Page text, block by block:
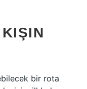
bir rota